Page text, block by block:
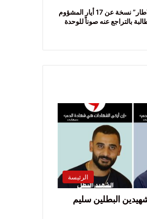
“القومي”: “اتفاق الاطار” نسخة عن 17 أيار المشؤوم
بالتراجع عنه صوناً للوحدة
الرئيسة
البطلين سليم